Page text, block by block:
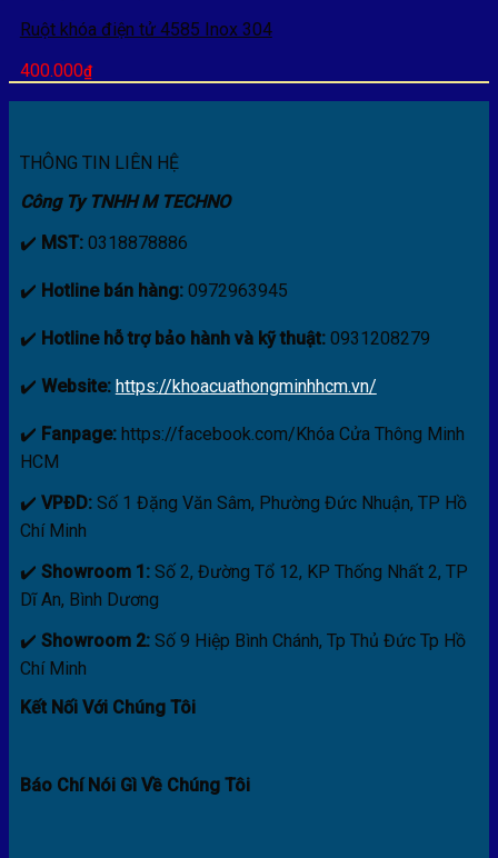
550.000₫.là:
Ruột khóa điện tử 4585 Inox 304
400.000₫
THÔNG TIN LIÊN HỆ
Công Ty TNHH M TECHNO
✔️ MST:0318878886
✔️ Hotline bán hàng:0972963945
✔️ Hotline hỗ trợ bảo hành và kỹ thuật:0931208279
✔️ Website: https://khoacuathongminhhcm.vn/
✔️ Fanpage:https://facebook.com/Khóa Cửa Thông Minh
HCM
✔️ VPĐD: Số 1 Đặng Văn Sâm, Phường Đức Nhuận, TP Hồ
Chí Minh
✔️ Showroom 1:Số 2, Đường Tổ 12, KP Thống Nhất 2, TP
Dĩ An, Bình Dương
✔️ Showroom 2:Số 9 Hiệp Bình Chánh, Tp Thủ Đức Tp Hồ
Chí Minh
Kết Nối Với Chúng Tôi
Báo Chí Nói Gì Về Chúng Tôi